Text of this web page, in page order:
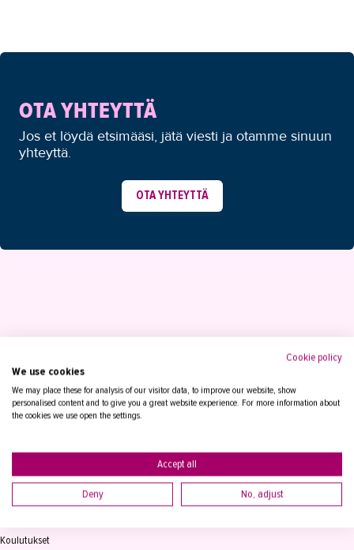
OTA YHTEYTTÄ
Jos et löydä etsimääsi, jätä viesti ja otamme sinuun
yhteyttä.
OTA YHTEYTTÄ
Tampereen Aikuiskoulutuskeskus
PL 15, 33821 Tampere
Vaihde03 2361 111
Koulutukset
Cookie policy
We use cookies
We may place these for analysis of our visitor data, to improve our website, show
personalised content and to give you a great website experience. For more information about
the cookies we use open the settings.
Accept all
Deny No, adjust